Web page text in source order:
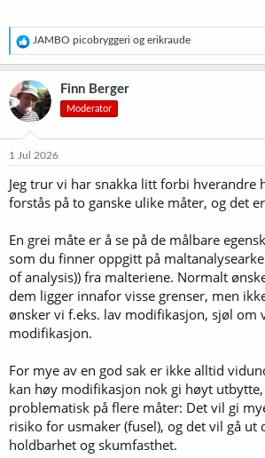
R
e
a
k
s
j
o
e
:
JAMBO picobryggeri og erikraude
Finn Berger
Moderator
1 Jul 2026
Jeg trur vi har snakka litt forbi hverandre
forstås på to ganske ulike måter, og det
En grei måte er å se på de målbare
som du finner oppgitt på
of analysis)) fra malteriene. Normalt
dem ligger innafor visse grenser, men
ønsker vi f.eks. lav modifikasjon, sjøl om
modifikasjon.
For mye av en god sak er ikke alltid
kan høy modifikasjon nok gi høyt
problematisk på flere måter: Det vil gi
risiko for usmaker (fusel), og det vil gå ut
holdbarhet og skumfasthet.